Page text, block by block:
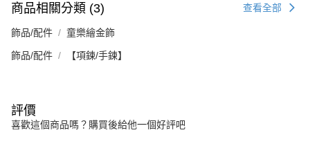
商品相關分類 (3) 查看全部
飾品/配件 童樂繪金飾
飾品/配件 【項鍊/手鍊】
評價
喜歡這個商品嗎？購買後給他一個好評吧